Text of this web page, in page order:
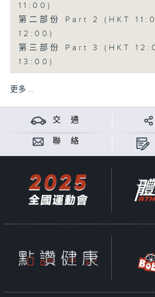
11:00)
第二部份 Part 2 (HKT
12:00)
第三部份 Part 3 (HKT
13:00)
更多 ...
交 通
聯 絡